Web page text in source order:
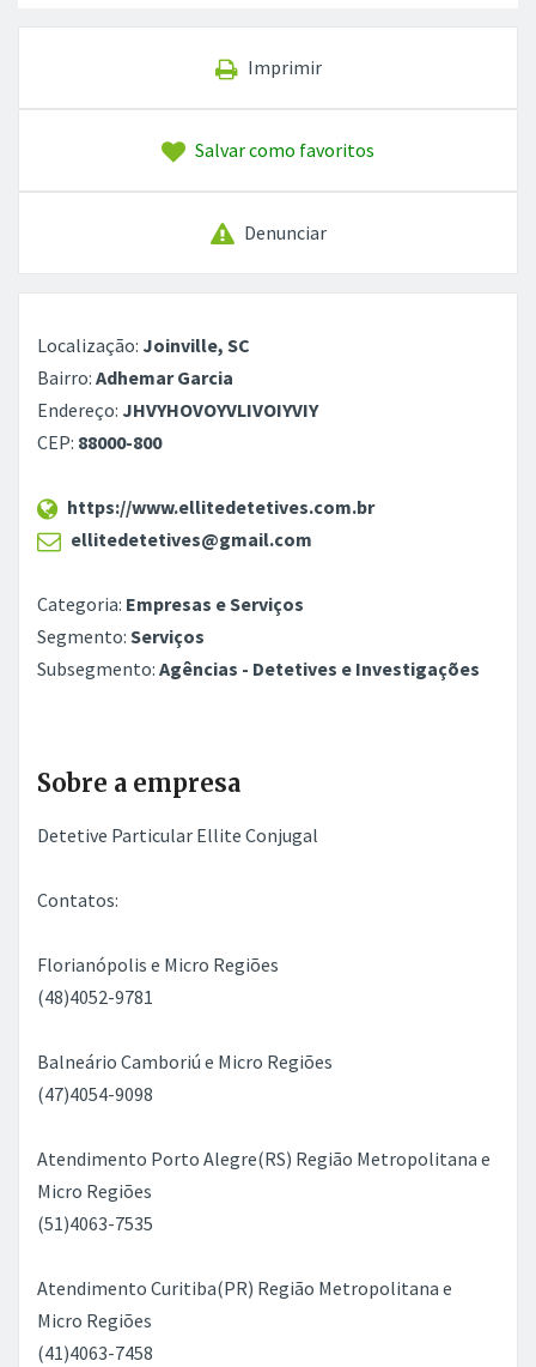
Imprimir
Salvar como favoritos
Denunciar
Localização: Joinville, SC
Bairro: Adhemar Garcia
Endereço: JHVYHOVOYVLIVOIYVIY
CEP: 88000-800
https://www.ellitedetetives.com.br
ellitedetetives@gmail.com
Categoria: Empresas e Serviços
Segmento: Serviços
Subsegmento: Agências - Detetives e Investigações
Sobre a empresa
Detetive Particular Ellite Conjugal
Contatos:
Florianópolis e Micro Regiões
(48)4052-9781
Balneário Camboriú e Micro Regiões
(47)4054-9098
Atendimento Porto Alegre(RS) Região Metropolitana e
Micro Regiões
(51)4063-7535
Atendimento Curitiba(PR) Região Metropolitana e
Micro Regiões
(41)4063-7458